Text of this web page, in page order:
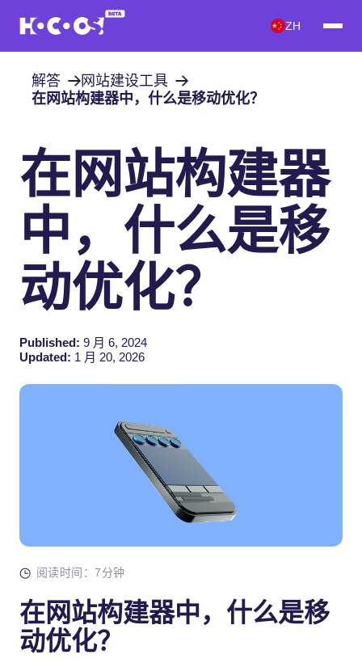
ZH
解答
网站建设工具
在网站构建器中，什么是移动优化？
在网站构建器
中，什么是移
动优化？
Published: 9 月 6, 2024
Updated: 1 月 20, 2026
阅读时间：7分钟
在网站构建器中，什么是移
动优化？